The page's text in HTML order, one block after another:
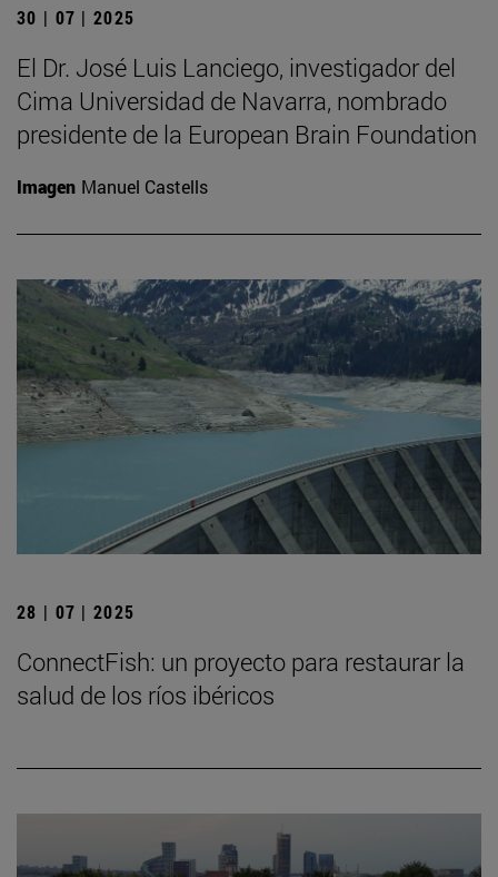
30 | 07 | 2025
El Dr. José Luis Lanciego, investigador del
Cima Universidad de Navarra, nombrado
presidente de la European Brain Foundation
Imagen Manuel Castells
28 | 07 | 2025
ConnectFish: un proyecto para restaurar la
salud de los ríos ibéricos